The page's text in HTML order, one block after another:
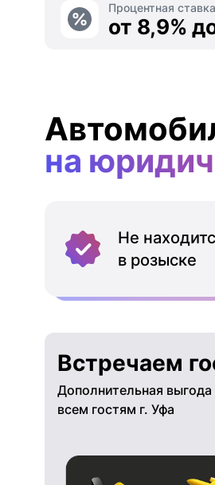
Процентная ставка
от 8,9%
на
Не
в розыске
Встречаем
Дополнительная выгода
всем гостям г. Уфа